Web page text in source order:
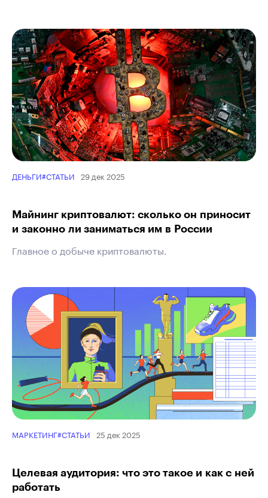
ДЕНЬГИ#СТАТЬИ 29 дек 2025
Майнинг криптовалют: сколько он приносит
и законно ли заниматься им в России
Главное о добыче криптовалюты.
МАРКЕТИНГ#СТАТЬИ 25 дек 2025
Целевая аудитория: что это такое и как с ней
работать